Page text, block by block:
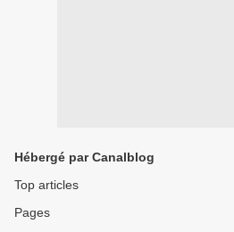
Hébergé par Canalblog
Top articles
Pages